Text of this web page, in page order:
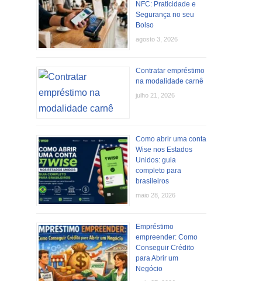
NFC: Praticidade e
Segurança no seu
Bolso
agosto 3, 2026
Contratar empréstimo
na modalidade carnê
julho 21, 2026
Como abrir uma conta
Wise nos Estados
Unidos: guia
completo para
brasileiros
maio 28, 2026
Empréstimo
empreender: Como
Conseguir Crédito
para Abrir um
Negócio